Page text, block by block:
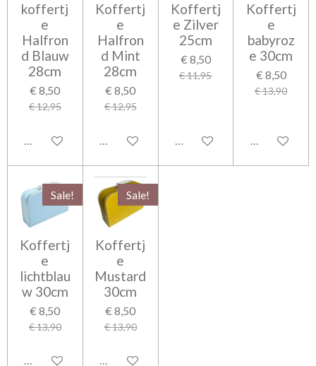
koffertj
e
Halfron
d Blauw
28cm
€ 8,50
€ 12,95
In winkelwagen
Koffertj
e
Halfron
d Mint
28cm
€ 8,50
€ 12,95
In winkelwagen
Koffertj
e Zilver
25cm
€ 8,50
€ 11,95
In winkelwagen
Koffertj
e
babyroz
e 30cm
€ 8,50
€ 13,90
In
Sale!
Koffertj
e
lichtblau
w 30cm
€ 8,50
€ 13,90
In winkelwagen
Sale!
Koffertj
e
Mustard
30cm
€ 8,50
€ 13,90
In winkelwagen